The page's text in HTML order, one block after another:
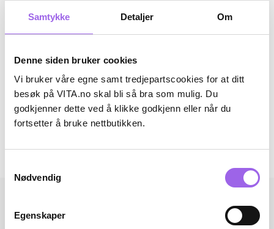
Samtykke Detaljer Om
Denne siden bruker cookies
Vi bruker våre egne samt tredjepartscookies for at ditt
besøk på VITA.no skal bli så bra som mulig. Du
godkjenner dette ved å klikke godkjenn eller når du
fortsetter å bruke nettbutikken.
Nødvendig
Egenskaper
Bruk
Ingredienser
Artikkelnummer: 240611033